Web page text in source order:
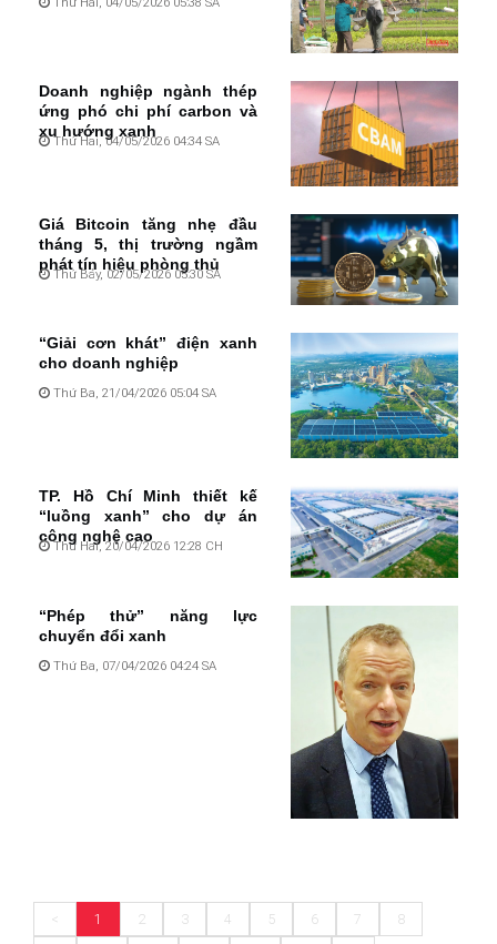
Doanh nghiệp ngành thép
ứng phó chi phí carbon và
xu hướng xanh
Thứ Hai, 04/05/2026 04:34 SA
Giá Bitcoin tăng nhẹ đầu
tháng 5, thị trường ngầm
phát tín hiệu phòng thủ
Thứ Bảy, 02/05/2026 05:30 SA
“Giải cơn khát” điện xanh
cho doanh nghiệp
Thứ Ba, 21/04/2026 05:04 SA
TP. Hồ Chí Minh thiết kế
“luồng xanh” cho dự án
công nghệ cao
Thứ Hai, 20/04/2026 12:28 CH
“Phép thử” năng lực
chuyển đổi xanh
Thứ Ba, 07/04/2026 04:24 SA
< 1 2 3 4 5 6 7 8